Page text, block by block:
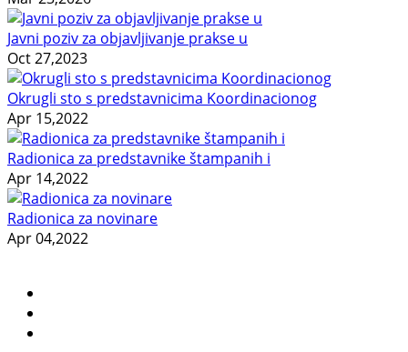
Javni poziv za objavljivanje prakse u
Oct 27,2023
Okrugli sto s predstavnicima Koordinacionog
Apr 15,2022
Radionica za predstavnike štampanih i
Apr 14,2022
Radionica za novinare
Apr 04,2022